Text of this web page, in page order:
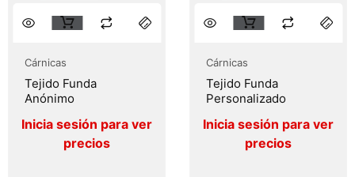
Cárnicas
Tejido Funda
Anónimo
Cárnicas
Tejido Funda
Personalizado